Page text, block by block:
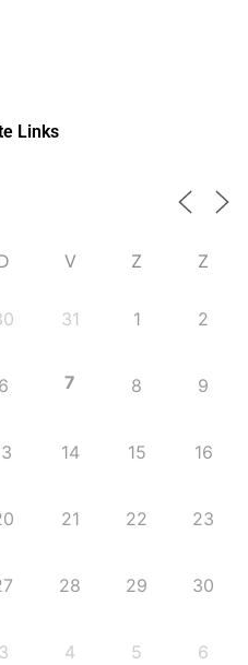
Links
V Z Z
31 1 2
6 7 8 9
14 15 16
21 22 23
28 29 30
3 4 5 6